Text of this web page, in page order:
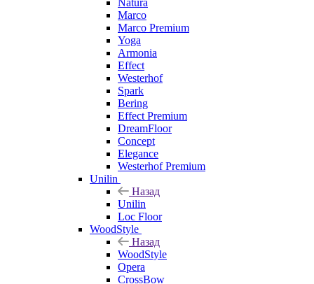
Natura
Marco
Marco Premium
Yoga
Armonia
Effect
Westerhof
Spark
Bering
Effect Premium
DreamFloor
Concept
Elegance
Westerhof Premium
Unilin
Назад
Unilin
Loc Floor
WoodStyle
Назад
WoodStyle
Opera
CrossBow